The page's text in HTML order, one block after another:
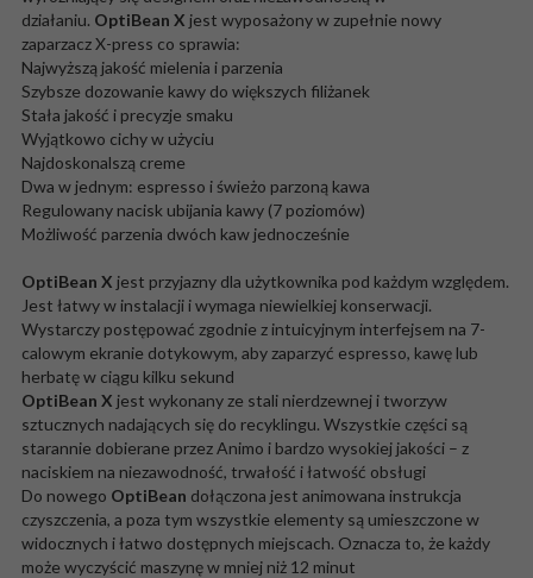
działaniu. OptiBean X jest wyposażony w zupełnie nowy
zaparzacz X-press co sprawia:
Najwyższą jakość mielenia i parzenia
Szybsze dozowanie kawy do większych filiżanek
Stała jakość i precyzje smaku
Wyjątkowo cichy w użyciu
Najdoskonalszą creme
Dwa w jednym: espresso i świeżo parzoną kawa
Regulowany nacisk ubijania kawy (7 poziomów)
Możliwość parzenia dwóch kaw jednocześnie
OptiBean X jest przyjazny dla użytkownika pod każdym względem.
Jest łatwy w instalacji i wymaga niewielkiej konserwacji.
Wystarczy postępować zgodnie z intuicyjnym interfejsem na 7-
calowym ekranie dotykowym, aby zaparzyć espresso, kawę lub
herbatę w ciągu kilku sekund
OptiBean X jest wykonany ze stali nierdzewnej i tworzyw
sztucznych nadających się do recyklingu. Wszystkie części są
starannie dobierane przez Animo i bardzo wysokiej jakości – z
naciskiem na niezawodność, trwałość i łatwość obsługi
Do nowego OptiBean dołączona jest animowana instrukcja
czyszczenia, a poza tym wszystkie elementy są umieszczone w
widocznych i łatwo dostępnych miejscach. Oznacza to, że każdy
może wyczyścić maszynę w mniej niż 12 minut